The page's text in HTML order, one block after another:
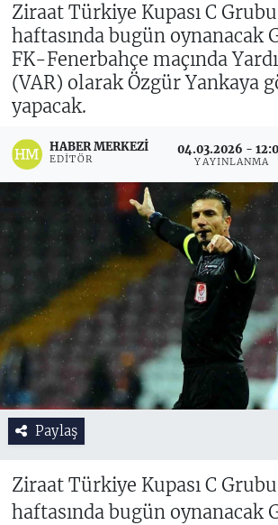
Ziraat Türkiye Kupası C
haftasında bugün oynanacak
FK-Fenerbahçe maçında
(VAR) olarak Özgür Yankaya
yapacak.
HABER MERKEZI
EDITÖR
04.03.2026 -
YAYINLANMA
Paylaş
Ziraat Türkiye Kupası C
haftasında bugün oynanacak
Son Dakika Haberleri
Haber Arşivi